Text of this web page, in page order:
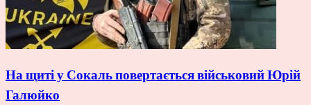
На щиті у Сокаль повертається військовий Юрій
Галюйко